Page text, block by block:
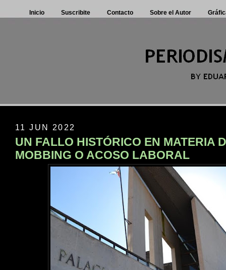
Inicio Suscribite Contacto Sobre el Autor
11 JUN 2022
UN FALLO HISTÓRICO EN MATERIA
MOBBING O ACOSO LABORAL